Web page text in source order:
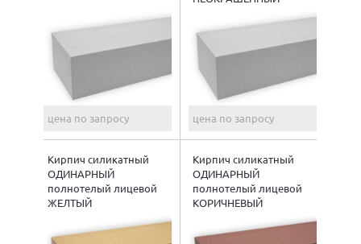
цена по запросу цена по запросу
Кирпич силикатный
ОДИНАРНЫЙ
полнотелый лицевой
ЖЕЛТЫЙ
Кирпич силикатный
ОДИНАРНЫЙ
полнотелый лицевой
КОРИЧНЕВЫЙ